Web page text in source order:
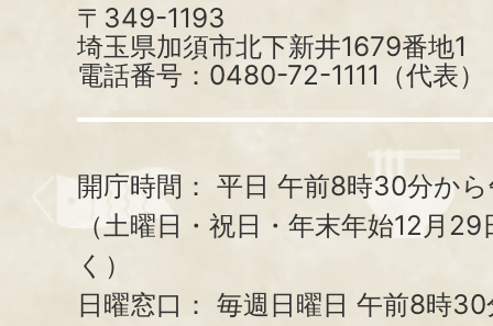
〒349-1193
埼玉県加須市北下新井1679番地1
電話番号：0480-72-1111（代表）
開庁時間： 平日 午前8時30分か
（土曜日・祝日・年末年始12月
く）
日曜窓口： 毎週日曜日 午前8時